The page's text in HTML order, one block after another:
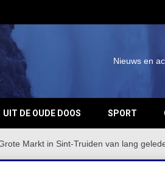
Nieuws en
UIT DE OUDE DOOS SPORT
Markt in Sint-Truiden van lang